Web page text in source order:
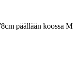
päällään koossa M